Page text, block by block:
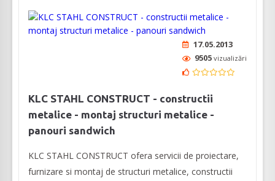
17.05.2013
9505 vizualizări
KLC STAHL CONSTRUCT - constructii
metalice - montaj structuri metalice -
panouri sandwich
KLC STAHL CONSTRUCT ofera servicii de proiectare,
furnizare si montaj de structuri metalice, constructii